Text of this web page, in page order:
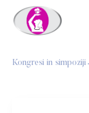
Kongresi in simpoziji